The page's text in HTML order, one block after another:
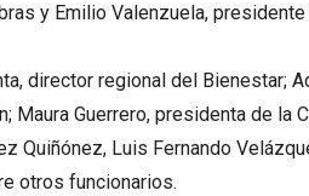
y Emilio Valenzuela, presidente
director regional del Bienestar;
Maura Guerrero, presidenta de la
Quiñónez, Luis Fernando
otros funcionarios.